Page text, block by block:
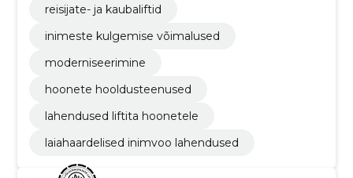
reisijate- ja kaubaliftid
inimeste kulgemise võimalused
moderniseerimine
hoonete hooldusteenused
lahendused liftita hoonetele
laiahaardelised inimvoo lahendused